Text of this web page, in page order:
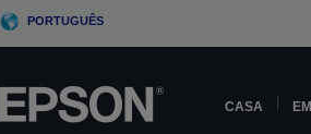
PORTUGUÊS
CASA